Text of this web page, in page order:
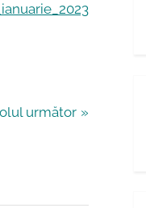
următor